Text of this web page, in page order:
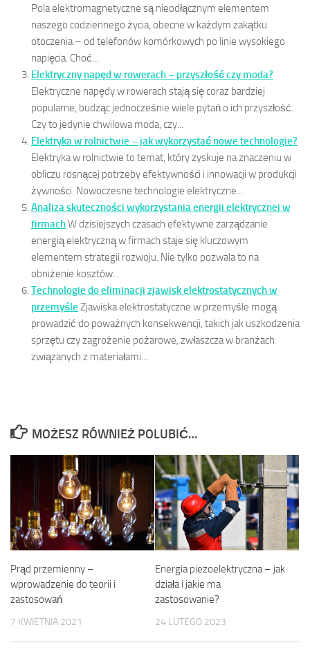
Pola elektromagnetyczne są nieodłącznym elementem
naszego codziennego życia, obecne w każdym zakątku
otoczenia – od telefonów komórkowych po linie wysokiego
napięcia. Choć...
Elektryczny napęd w rowerach – przyszłość czy moda?
Elektryczne napędy w rowerach stają się coraz bardziej
popularne, budząc jednocześnie wiele pytań o ich przyszłość.
Czy to jedynie chwilowa moda, czy...
Elektryka w rolnictwie – jak wykorzystać nowe technologie?
Elektryka w rolnictwie to temat, który zyskuje na znaczeniu w
obliczu rosnącej potrzeby efektywności i innowacji w produkcji
żywności. Nowoczesne technologie elektryczne...
Analiza skuteczności wykorzystania energii elektrycznej w
firmachW dzisiejszych czasach efektywne zarządzanie
energią elektryczną w firmach staje się kluczowym
elementem strategii rozwoju. Nie tylko pozwala to na
obniżenie kosztów...
Technologie do eliminacji zjawisk elektrostatycznych w
przemyśle Zjawiska elektrostatyczne w przemyśle mogą
prowadzić do poważnych konsekwencji, takich jak uszkodzenia
sprzętu czy zagrożenie pożarowe, zwłaszcza w branżach
związanych z materiałami...
MOŻESZ RÓWNIEŻ POLUBIĆ…
Prąd przemienny –
wprowadzenie do teorii i
zastosowań
7 KWIETNIA 2021
Energia piezoelektryczna – jak
działa i jakie ma
zastosowanie?
24 LUTEGO 2023